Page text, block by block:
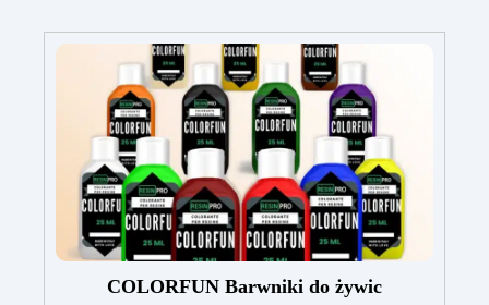
COLORFUN Barwniki do żywic